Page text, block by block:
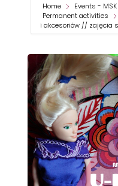
Home Events - MSK
Permanent activities
i akcesoriów // zajęcia